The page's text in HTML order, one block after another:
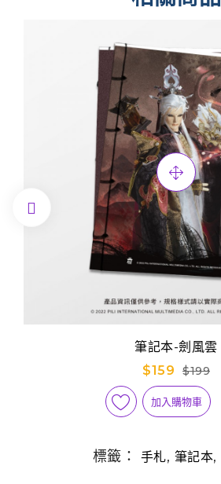
筆記本-劍風雲
$159
$199
加入購物車

標籤： 手札, 筆記本,